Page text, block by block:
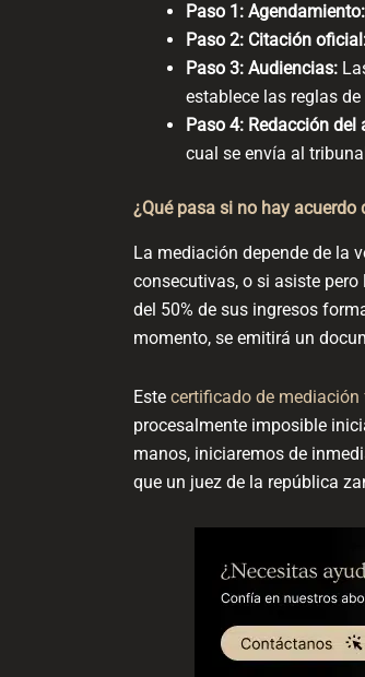
Paso 1: Agendamiento:
Paso 2: Citación
Paso 3: Audiencias:
establece las reglas
Paso 4: Redacción del
cual se envía al
¿Qué pasa si no hay
La mediación depende de la
consecutivas, o si asiste
del 50% de sus ingresos
momento, se emitirá un
Este certificado de mediación
procesalmente imposible
manos, iniciaremos de
que un juez de la república